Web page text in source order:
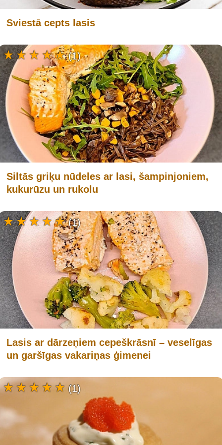
Sviestā cepts lasis
Siltās griķu nūdeles ar lasi, šampinjoniem,
kukurūzu un rukolu
(1)
Lasis ar dārzeņiem cepeškrāsnī – veselīgas
un garšīgas vakariņas ģimenei
(1)
(1)